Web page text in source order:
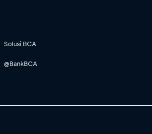
Solusi BCA
@BankBCA